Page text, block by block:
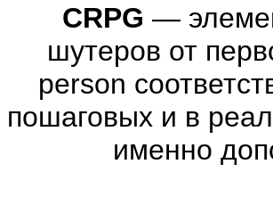
CRPG —
шутеров от
person
пошаговых и в
именно